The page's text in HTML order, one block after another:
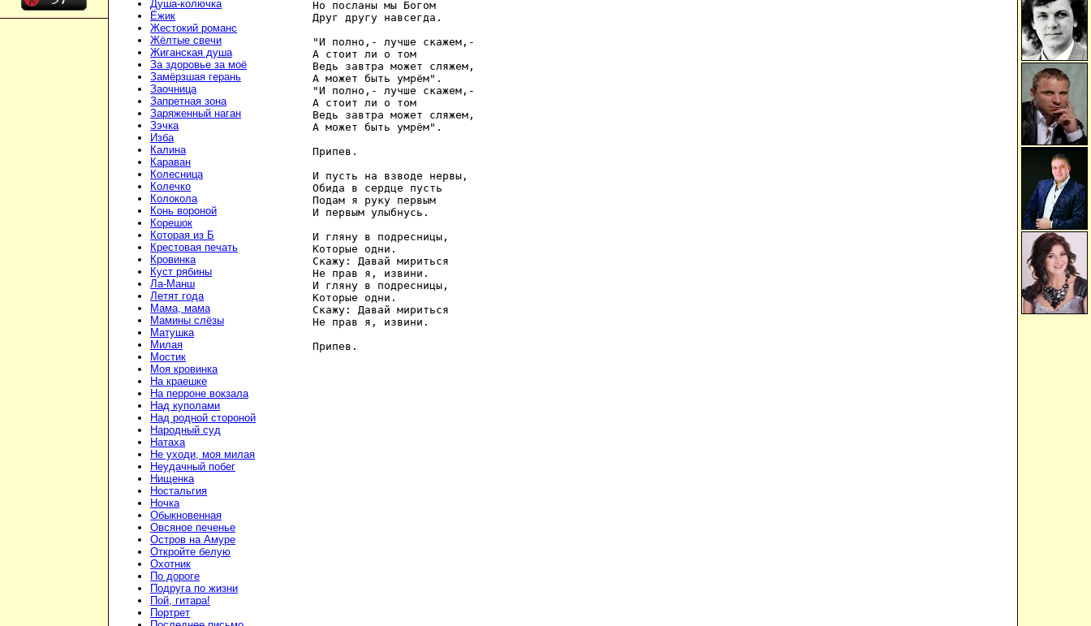
Душа-колючка
Ёжик
Жестокий романс
Жёлтые свечи
Жиганская душа
За здоровье за моё
Замёрзшая герань
Заочница
Запретная зона
Заряженный наган
Зэчка
Изба
Калина
Караван
Колесница
Колечко
Колокола
Конь вороной
Корешок
Которая из Б
Крестовая печать
Кровинка
Куст рябины
Ла-Манш
Летят года
Мама, мама
Мамины слёзы
Матушка
Милая
Мостик
Моя кровинка
На краешке
На перроне вокзала
Над куполами
Над родной стороной
Народный суд
Натаха
Не уходи, моя милая
Неудачный побег
Нищенка
Ностальгия
Ночка
Обыкновенная
Овсяное печенье
Остров на Амуре
Откройте белую
Охотник
По дороге
Подруга по жизни
Пой, гитара!
Портрет
Но посланы мы Богом
Друг другу навсегда.
"И полно,- лучше скажем,-
А стоит ли о том
Ведь завтра может сляжем,
А может быть умрём".
"И полно,- лучше скажем,-
А стоит ли о том
Ведь завтра может сляжем,
А может быть умрём".
Припев.
И пусть на взводе нервы,
Обида в сердце пусть
Подам я руку первым
И первым улыбнусь.
И гляну в подресницы,
Которые одни.
Скажу: Давай мириться
Не прав я, извини.
И гляну в подресницы,
Которые одни.
Скажу: Давай мириться
Не прав я, извини.
Припев.